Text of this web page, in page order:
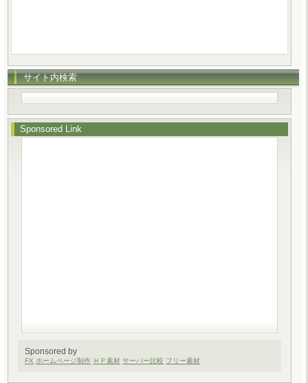
サイト内検索
Sponsored Link
Sponsored by
FX ホームページ制作 ＨＰ素材 サーバー比較 フリー素材